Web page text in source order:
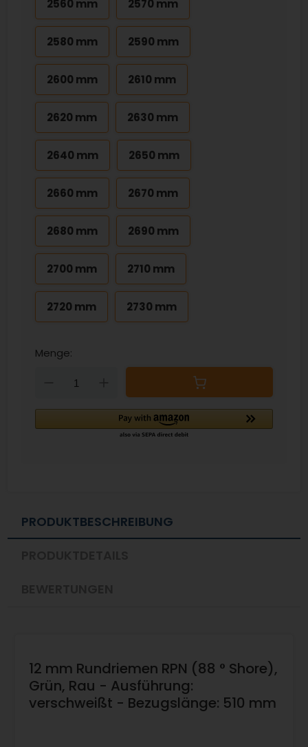
2560 mm 2570 mm
2580 mm 2590 mm
2600 mm 2610 mm
2620 mm 2630 mm
2640 mm 2650 mm
2660 mm 2670 mm
2680 mm 2690 mm
2700 mm 2710 mm
2720 mm 2730 mm
Menge:
Down
PRODUKTBESCHREIBUNG
12 mm Rundriemen RPN (88 ° Shore),
Grün, Rau - Ausführung:
verschweißt - Bezugslänge: 510 mm